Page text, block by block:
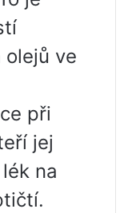
olejů ve
při
jej
na